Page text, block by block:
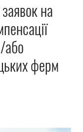
на
або
ферм